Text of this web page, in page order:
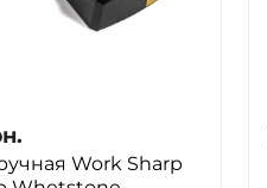
Work Sharp